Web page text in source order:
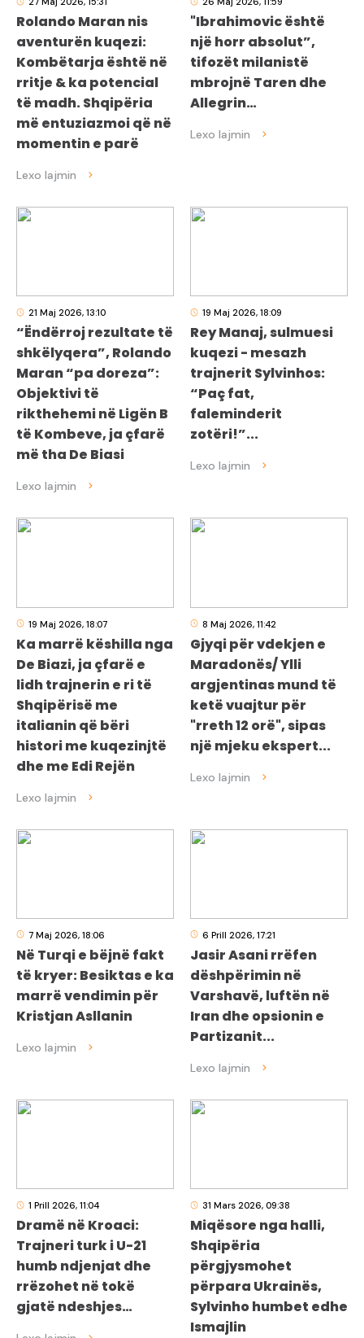
Rolando Maran nis
aventurën kuqezi:
Kombëtarja është në
rritje & ka potencial
të madh. Shqipëria
më entuziazmoi që në
momentin e parë
"Ibrahimovic është
një horr absolut”,
tifozët milanistë
mbrojnë Taren dhe
Allegrin…
21 Maj 2026, 13:10
“Ëndërroj rezultate të
shkëlyqera”, Rolando
Maran “pa doreza”:
Objektivi të
rikthehemi në Ligën B
të Kombeve, ja çfarë
më tha De Biasi
19 Maj 2026, 18:09
Rey Manaj, sulmuesi
kuqezi - mesazh
trajnerit Sylvinhos:
“Paç fat,
faleminderit
zotëri!”...
19 Maj 2026, 18:07
Ka marrë këshilla nga
De Biazi, ja çfarë e
lidh trajnerin e ri të
Shqipërisë me
italianin që bëri
histori me kuqezinjtë
dhe me Edi Rejën
8 Maj 2026, 11:42
Gjyqi për vdekjen e
Maradonës/ Ylli
argjentinas mund të
ketë vuajtur për
"rreth 12 orë", sipas
një mjeku ekspert...
7 Maj 2026, 18:06
Në Turqi e bëjnë fakt
të kryer: Besiktas e ka
marrë vendimin për
Kristjan Asllanin
6 Prill 2026, 17:21
Jasir Asani rrëfen
dëshpërimin në
Varshavë, luftën në
Iran dhe opsionin e
Partizanit...
1 Prill 2026, 11:04
Dramë në Kroaci:
Trajneri turk i U-21
humb ndjenjat dhe
rrëzohet në tokë
gjatë ndeshjes…
31 Mars 2026, 09:38
Miqësore nga halli,
Shqipëria
përgjysmohet
përpara Ukrainës,
Sylvinho humbet edhe
Ismajlin